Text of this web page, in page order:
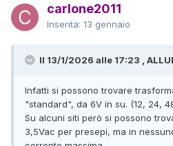
carlone2011
Inserita: 13 gennaio
Il 13/1/2026 alle 17:23 ,
Infatti si possono trovare
"standard", da 6V in su. (12, 24,
Su alcuni siti però si possono
3,5Vac per presepi, ma in